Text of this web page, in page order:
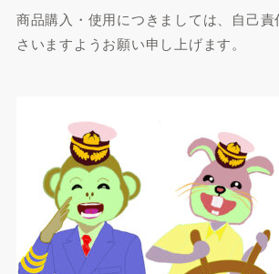
商品購入・使用につきましては、自己
さいますようお願い申し上げます。